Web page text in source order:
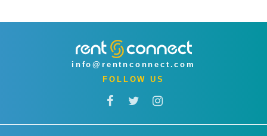
info@rentnconnect.com
FOLLOW US